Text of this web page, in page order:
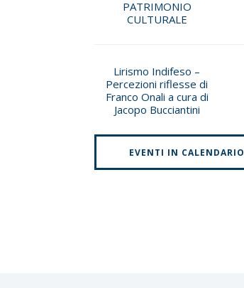
PATRIMONIO
CULTURALE
Lirismo Indifeso –
Percezioni riflesse di
Franco Onali a cura di
Jacopo Bucciantini
EVENTI IN CALENDARIO